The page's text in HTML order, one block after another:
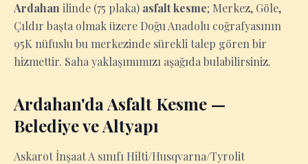
Ardahan ilinde (75 plaka) asfalt kesme; Merkez, Göle,
Çıldır başta olmak üzere Doğu Anadolu coğrafyasının
95K nüfuslu bu merkezinde sürekli talep gören bir
hizmettir. Saha yaklaşımımızı aşağıda bulabilirsiniz.
Ardahan'da Asfalt Kesme —
Belediye ve Altyapı
Askarot İnşaat A sınıfı Hilti/Husqvarna/Tyrolit